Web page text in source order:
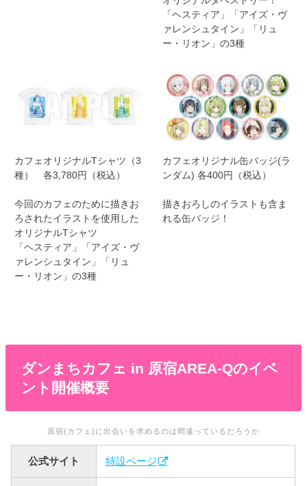
「ヘスティア」「アイズ・ヴ
ァレンシュタイン」「リュ
ー・リオン」の3種
カフェオリジナルTシャツ（3
種） 各3,780円（税込）
今回のカフェのために描きお
ろされたイラストを使用した
オリジナルTシャツ
「ヘスティア」「アイズ・ヴ
ァレンシュタイン」「リュ
ー・リオン」の3種
カフェオリジナル缶バッジ(ラ
ンダム) 各400円（税込）
描きおろしのイラストも含ま
れる缶バッジ！
ダンまちカフェ in 原宿AREA-Qのイベ
ント開催概要
原宿(カフェ)に出会いを求めるのは間違っているだろうか
公式サイト 特設ページ